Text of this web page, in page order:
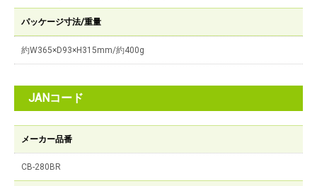
パッケージ寸法/重量
約W365×D93×H315mm/約400g
JANコード
メーカー品番
CB-280BR